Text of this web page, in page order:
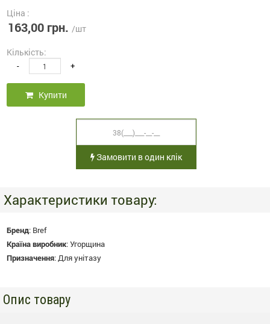
Ціна :
163,00 грн. /шт
Кількість:
- +
Купити
Замовити в один клік
Характеристики товару:
Бренд: Bref
Країна виробник:Угорщина
Призначення:Для унітазу
Опис товару